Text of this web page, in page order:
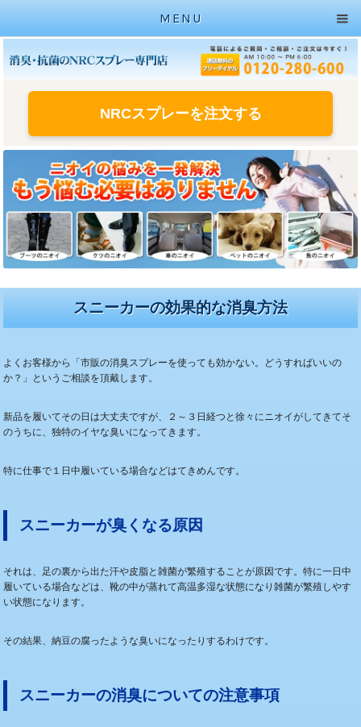
MENU
NRCスプレーを注文する
スニーカーの効果的な消臭方法
よくお客様から「市販の消臭スプレーを使っても効かない。どうすればいいの
か？」というご相談を頂戴します。
新品を履いてその日は大丈夫ですが、２～３日経つと徐々にニオイがしてきてそ
のうちに、独特のイヤな臭いになってきます。
特に仕事で１日中履いている場合などはてきめんです。
スニーカーが臭くなる原因
それは、足の裏から出た汗や皮脂と雑菌が繁殖することが原因です。特に一日中
履いている場合などは、靴の中が蒸れて高温多湿な状態になり雑菌が繁殖しやす
い状態になります。
その結果、納豆の腐ったような臭いになったりするわけです。
スニーカーの消臭についての注意事項